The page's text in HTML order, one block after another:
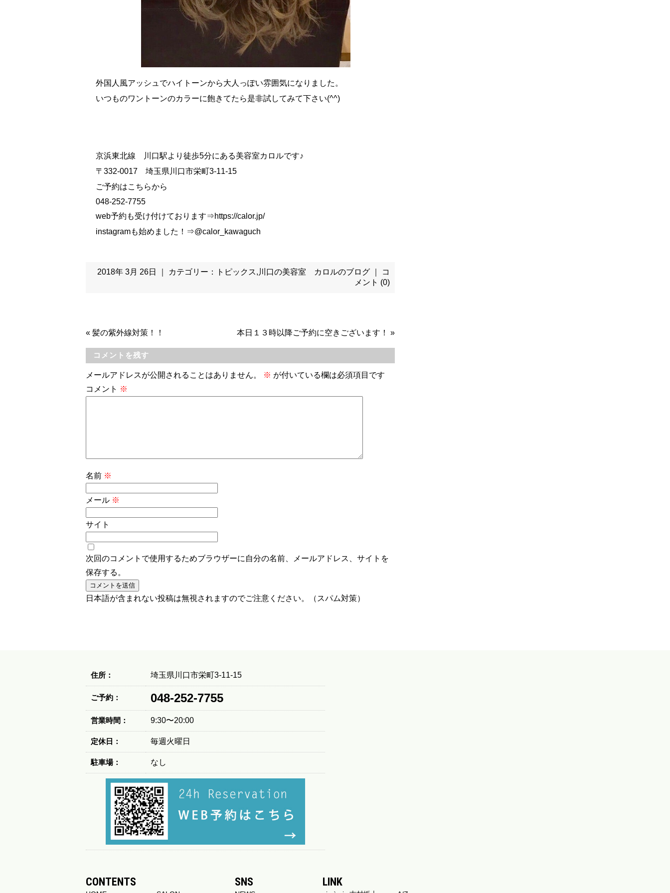
外国人風アッシュでハイトーンから大人っぽい雰囲気になりました。
いつものワントーンのカラーに飽きてたら是非試してみて下さい(^^)
京浜東北線 川口駅より徒歩5分にある美容室カロルです♪
〒332-0017 埼玉県川口市栄町3-11-15
ご予約はこちらから
048-252-7755
web予約も受け付けております⇒https://calor.jp/
instagramも始めました！⇒@calor_kawaguch
2018年 3月 26日 ｜ カテゴリー： トピックス, 川口の美容室 カロルのブログ
コ
メント (0)
« 髪の紫外線対策！！ 本日１３時以降ご予約に空きございます！ »
コメントを残す
メールアドレスが公開されることはありません。 ※ が付いている欄は必須項目です
コメント ※
名前 ※
メール ※
サイト
次回のコメントで使用するためブラウザーに自分の名前、メールアドレス、サイトを
保存する。
日本語が含まれない投稿は無視されますのでご注意ください。（スパム対策）
住所： 埼玉県川口市栄町3-11-15
ご予約： 048-252-7755
営業時間： 9:30〜20:00
定休日： 毎週火曜日
駐車場： なし
CONTENTS SNS LINK